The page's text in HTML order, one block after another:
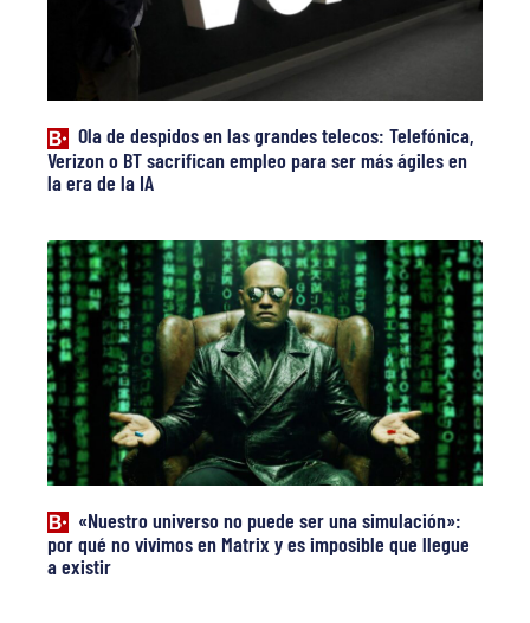
Ola de despidos en las grandes telecos: Telefónica,
Verizon o BT sacrifican empleo para ser más ágiles en
la era de la IA
«Nuestro universo no puede ser una simulación»:
por qué no vivimos en Matrix y es imposible que llegue
a existir